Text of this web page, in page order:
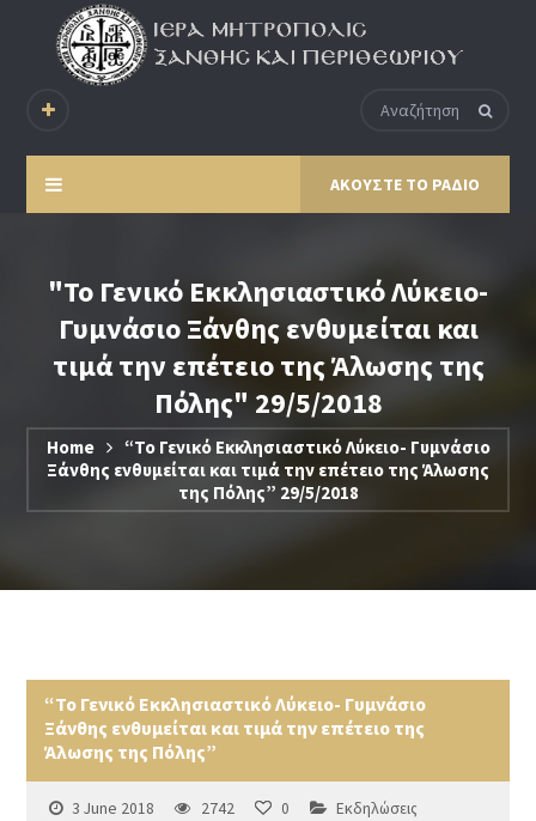
ΑΚΟΥΣΤΕ ΤΟ ΡΑΔΙΟ
"Το Γενικό Εκκλησιαστικό Λύκειο-
Γυμνάσιο Ξάνθης ενθυμείται και
τιμά την επέτειο της Άλωσης της
Πόλης" 29/5/2018
Home
“Το Γενικό Εκκλησιαστικό Λύκειο- Γυμνάσιο
Ξάνθης ενθυμείται και τιμά την επέτειο της Άλωσης
της Πόλης” 29/5/2018
“Το Γενικό Εκκλησιαστικό Λύκειο- Γυμνάσιο
Ξάνθης ενθυμείται και τιμά την επέτειο της
Άλωσης της Πόλης”
3 June 2018 2742 0 Εκδηλώσεις